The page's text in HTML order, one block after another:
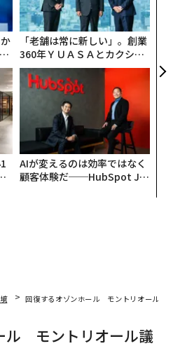
「老舗は常に新しい」。創業
360年ＹＵＡＳＡとカクシン
CEO田尻望が語る、AIを超え
る人の価値
AIが変えるのは効率ではなく
顧客体験だ──HubSpot Ja
回復するオゾンホール モントリオール議
ル モントリオール議